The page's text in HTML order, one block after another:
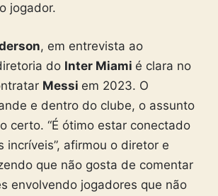
jogador.
, em entrevista ao
do Inter Miami é clara no
Messi em 2023. O
e dentro do clube, o assunto
certo. “É ótimo estar conectado
incríveis”, afirmou o diretor e
que não gosta de comentar
envolvendo jogadores que não